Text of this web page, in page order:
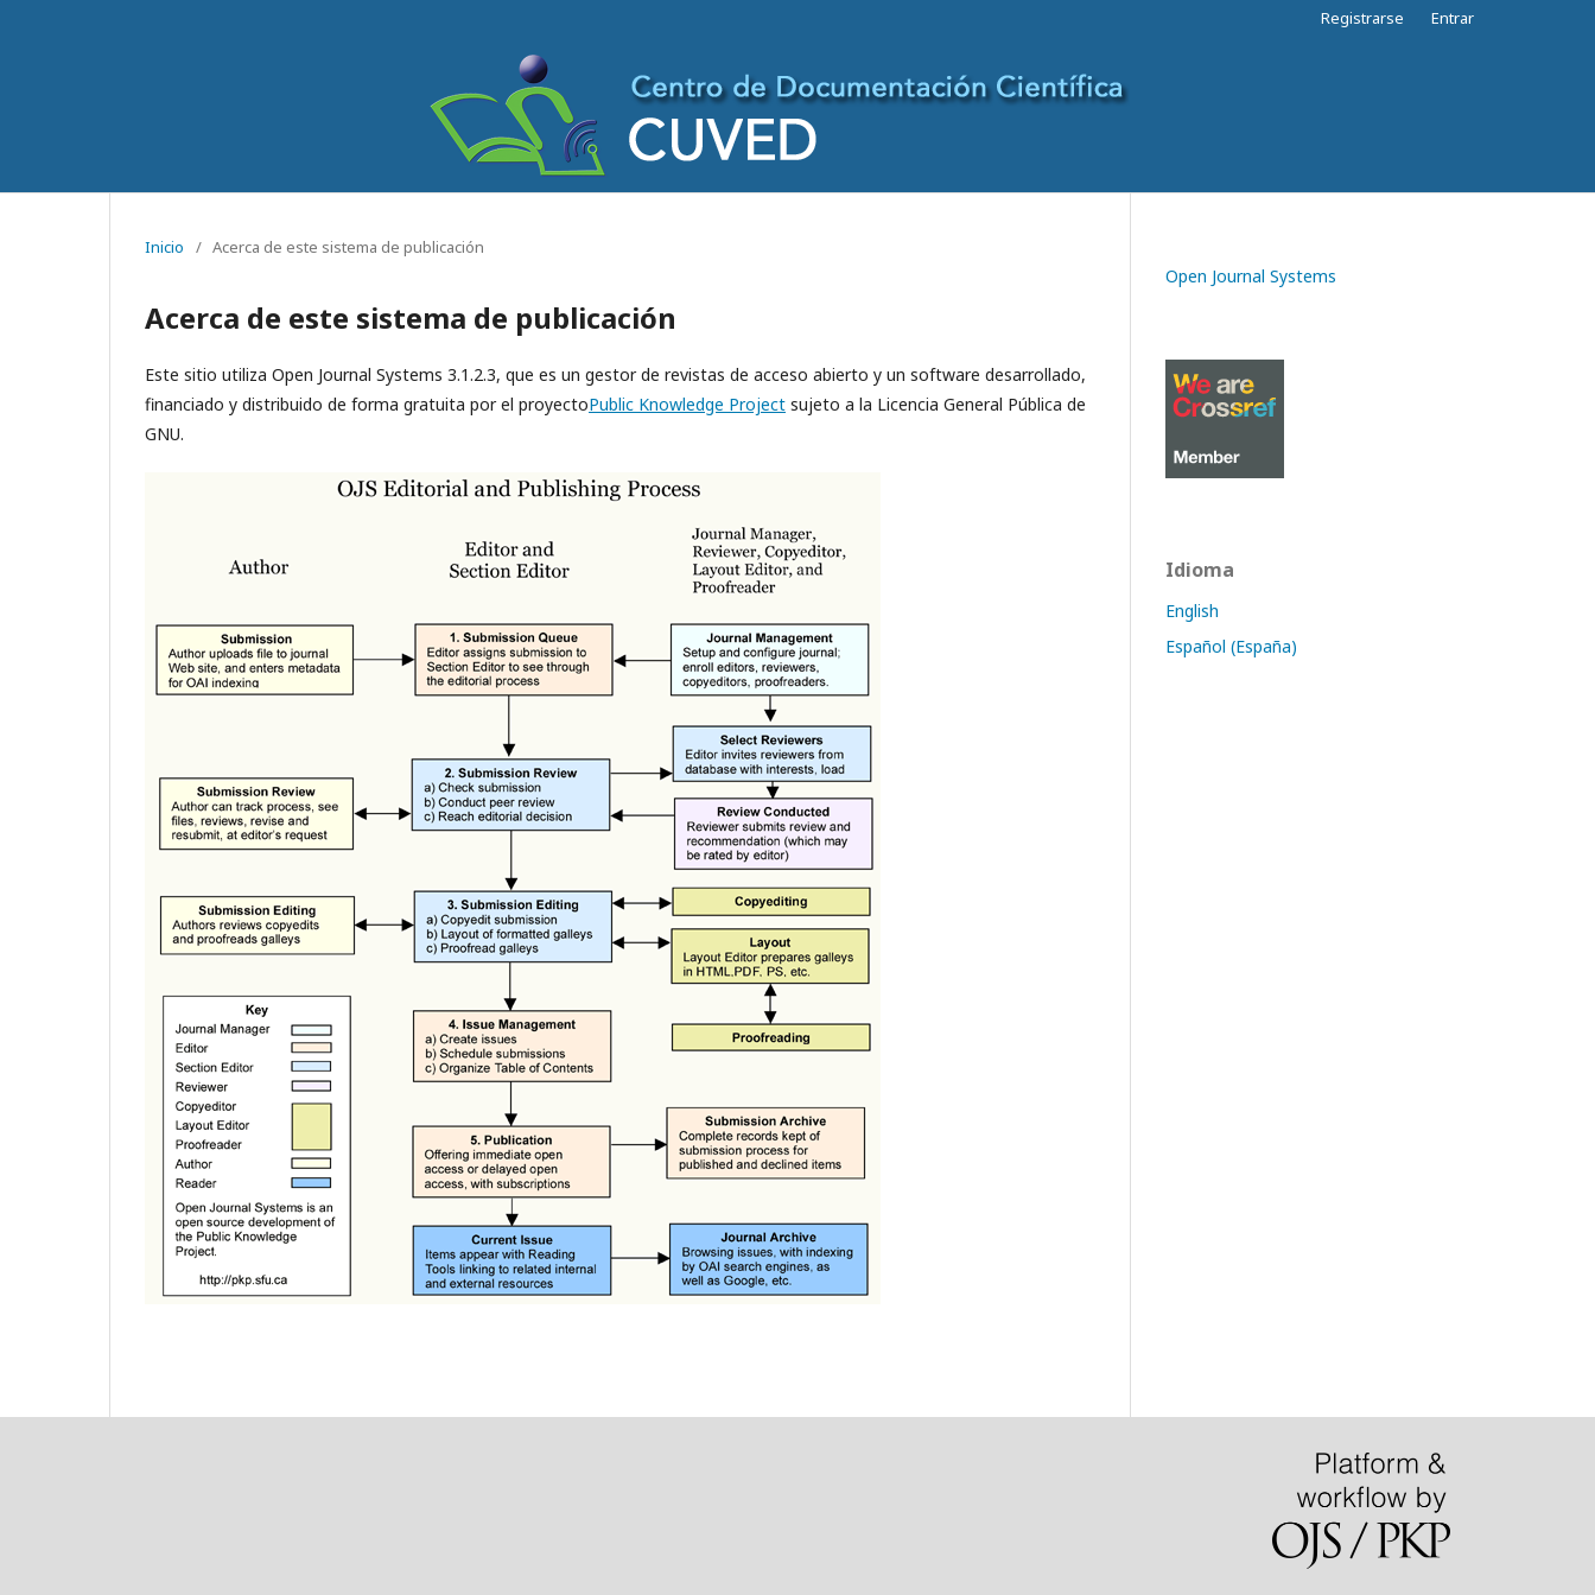
Registrarse Entrar
Inicio / Acerca de este sistema de publicación
Acerca de este sistema de publicación
Este sitio utiliza Open Journal Systems 3.1.2.3, que es un gestor de revistas de acceso abierto y un software desarrollado,
financiado y distribuido de forma gratuita por el proyectoPublic Knowledge Project sujeto a la Licencia General Pública de
GNU.
Open Journal Systems
Idioma
English
Español (España)